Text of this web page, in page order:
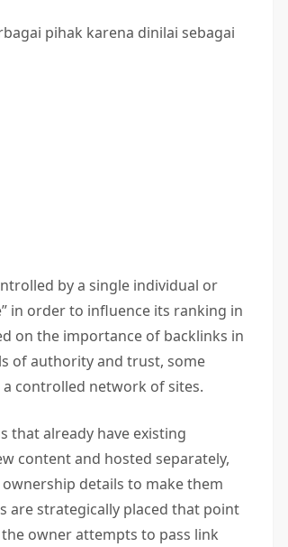
pihak karena dinilai sebagai
by a single individual or
in order to influence its ranking in
on the importance of backlinks in
of authority and trust, some
controlled network of sites.
that already have existing
content and hosted separately,
details to make them
are strategically placed that point
owner attempts to pass link